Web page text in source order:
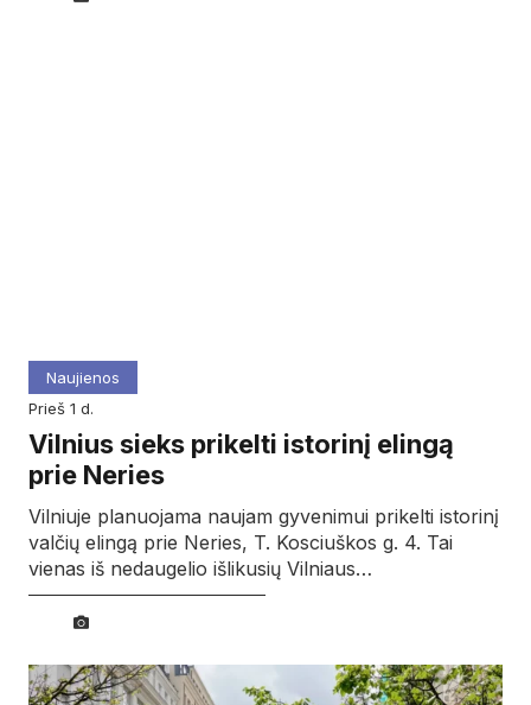
Naujienos
prieš 1 d.
Vilnius sieks prikelti istorinį elingą
prie Neries
Vilniuje planuojama naujam gyvenimui prikelti istorinį
valčių elingą prie Neries, T. Kosciuškos g. 4. Tai
vienas iš nedaugelio išlikusių Vilniaus…